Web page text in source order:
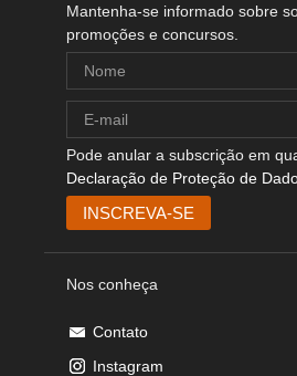
Mantenha-se informado sobre
promoções e concursos.
Pode anular a subscrição em
Declaração de Proteção de
Nos conheça
Contato
Instagram